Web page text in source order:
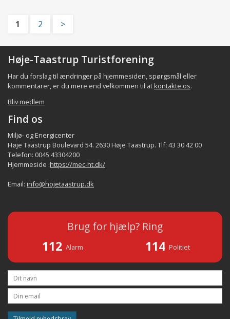
1 2 >
Høje-Taastrup Turistforening
Har du forslag til ændringer på hjemmesiden, spørgsmål eller
kommentarer, er du mere end velkommen til at kontakte os.
Bliv medlem
Find os
Miljø- og Energicenter
Høje Taastrup Boulevard 54. 2630 Høje Taastrup. Tlf: 43 30 42 00
Telefon: 0045 43304200
Hjemmeside :https://mec-ht.dk/
Email: info@hojetaastrup.dk
Brug for hjælp? Ring
112 Alarm 114 Politiet